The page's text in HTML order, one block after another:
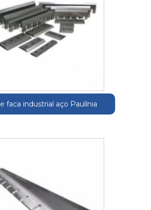
faca industrial aço Paulínia